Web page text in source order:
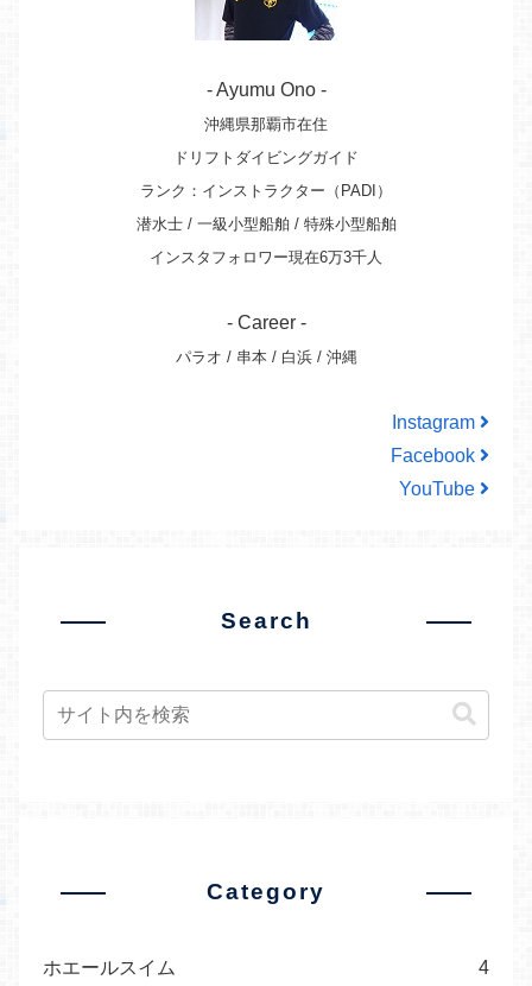
- Ayumu Ono -
沖縄県那覇市在住
ドリフトダイビングガイド
ランク：インストラクター（PADI）
潜水士 / 一級小型船舶 / 特殊小型船舶
インスタフォロワー現在6万3千人
- Career -
パラオ / 串本 / 白浜 / 沖縄
Instagram
Facebook
YouTube
Search
Category
ホエールスイム 4